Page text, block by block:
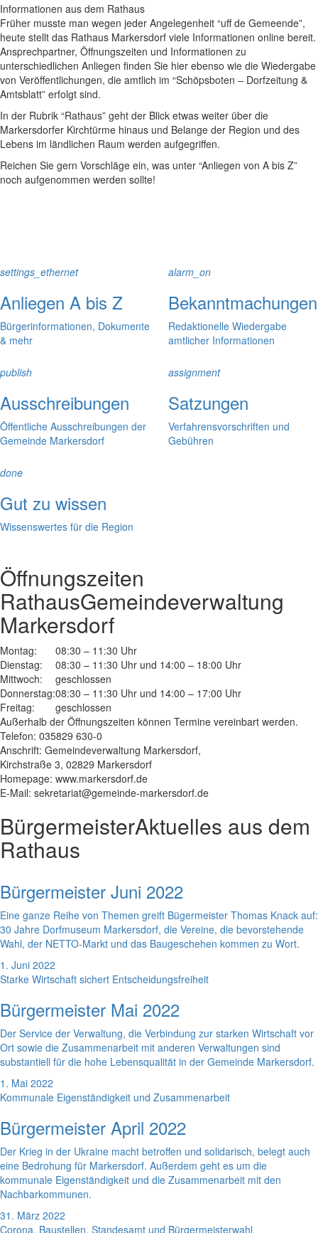
Informationen aus dem Rathaus
Früher musste man wegen jeder Angelegenheit “uff de Gemeende”,
heute stellt das Rathaus Markersdorf viele Informationen online bereit.
Ansprechpartner, Öffnungszeiten und Informationen zu
unterschiedlichen Anliegen finden Sie hier ebenso wie die Wiedergabe
von Veröffentlichungen, die amtlich im “Schöpsboten – Dorfzeitung &
Amtsblatt” erfolgt sind.
In der Rubrik “Rathaus” geht der Blick etwas weiter über die
Markersdorfer Kirchtürme hinaus und Belange der Region und des
Lebens im ländlichen Raum werden aufgegriffen.
Reichen Sie gern Vorschläge ein, was unter “Anliegen von A bis Z”
noch aufgenommen werden sollte!
settings_ethernet
Anliegen A bis Z
Bürgerinformationen, Dokumente
& mehr
alarm_on
Bekanntmachungen
Redaktionelle Wiedergabe
amtlicher Informationen
publish
Ausschreibungen
Öffentliche Ausschreibungen der
Gemeinde Markersdorf
assignment
Satzungen
Verfahrensvorschriften und
Gebühren
done
Gut zu wissen
Wissenswertes für die Region
Öffnungszeiten
RathausGemeindeverwaltung
Markersdorf
Montag:
08:30 – 11:30 Uhr
Dienstag:
08:30 – 11:30 Uhr und 14:00 – 18:00 Uhr
Mittwoch:
geschlossen
Donnerstag:08:30 – 11:30 Uhr und 14:00 – 17:00 Uhr
Freitag:
geschlossen
Außerhalb der Öffnungszeiten können Termine vereinbart werden.
Telefon: 035829 630-0
Anschrift: Gemeindeverwaltung Markersdorf,
Kirchstraße 3, 02829 Markersdorf
Homepage: www.markersdorf.de
E-Mail: sekretariat@gemeinde-markersdorf.de
BürgermeisterAktuelles aus dem
Rathaus
Bürgermeister Juni 2022
Eine ganze Reihe von Themen greift Bügermeister Thomas Knack auf:
30 Jahre Dorfmuseum Markersdorf, die Vereine, die bevorstehende
Wahl, der NETTO-Markt und das Baugeschehen kommen zu Wort.
1. Juni 2022
Starke Wirtschaft sichert Entscheidungsfreiheit
Bürgermeister Mai 2022
Der Service der Verwaltung, die Verbindung zur starken Wirtschaft vor
Ort sowie die Zusammenarbeit mit anderen Verwaltungen sind
substantiell für die hohe Lebensqualität in der Gemeinde Markersdorf.
1. Mai 2022
Kommunale Eigenständigkeit und Zusammenarbeit
Bürgermeister April 2022
Der Krieg in der Ukraine macht betroffen und solidarisch, belegt auch
eine Bedrohung für Markersdorf. Außerdem geht es um die
kommunale Eigenständigkeit und die Zusammenarbeit mit den
Nachbarkommunen.
31. März 2022
Corona, Baustellen, Standesamt und Bürgermeisterwahl